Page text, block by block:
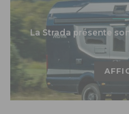
La Strada présente